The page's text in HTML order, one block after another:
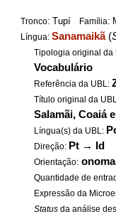
Tronco: Tupí Família:
Língua:Sanamaikã(
Tipologia original da
Vocabulário
Referência da UBL:
Título original da
Salamãi, Coaiá
Língua(s) da UBL:
Direção: Pt → Id
Orientação:
Quantidade de
Expressão da
Status da análise